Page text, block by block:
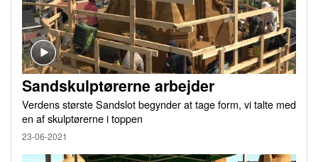
Sandskulptørerne arbejder
Verdens største Sandslot begynder at tage form, vi talte med
en af skulptørerne i toppen
23-06-2021